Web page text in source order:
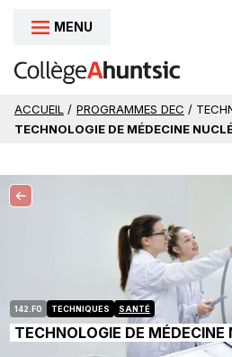
Aller au contenu
MENU
ACCUEIL / PROGRAMMES DEC /
TECHNOLOGIE DE MÉDECINE
142.F0 TECHNIQUES SANTÉ
TECHNOLOGIE DE MÉDECINE